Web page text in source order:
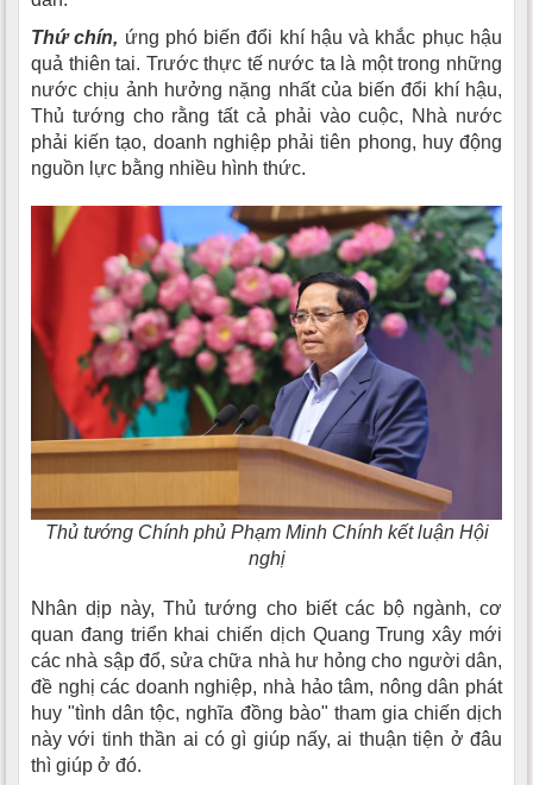
Thứ chín, ứng phó biến đổi khí hậu và khắc phục hậu
quả thiên tai. Trước thực tế nước ta là một trong những
nước chịu ảnh hưởng nặng nhất của biến đổi khí hậu,
Thủ tướng cho rằng tất cả phải vào cuộc, Nhà nước
phải kiến tạo, doanh nghiệp phải tiên phong, huy động
nguồn lực bằng nhiều hình thức.
Thủ tướng Chính phủ Phạm Minh Chính kết luận Hội
nghị
Nhân dịp này, Thủ tướng cho biết các bộ ngành, cơ
quan đang triển khai chiến dịch Quang Trung xây mới
các nhà sập đổ, sửa chữa nhà hư hỏng cho người dân,
đề nghị các doanh nghiệp, nhà hảo tâm, nông dân phát
huy "tình dân tộc, nghĩa đồng bào" tham gia chiến dịch
này với tinh thần ai có gì giúp nấy, ai thuận tiện ở đâu
thì giúp ở đó.